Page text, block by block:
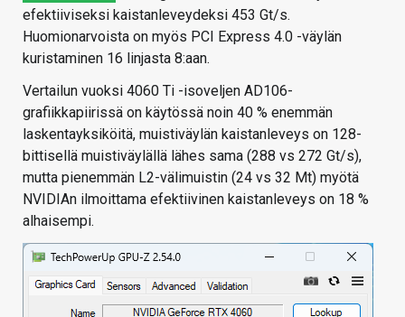
efektiiviseksi kaistanleveydeksi 453 Gt/s.
Huomionarvoista on myös PCI Express 4.0 -väylän
kuristaminen 16 linjasta 8:aan.
Vertailun vuoksi 4060 Ti -isoveljen AD106-
grafiikkapiirissä on käytössä noin 40 % enemmän
laskentayksiköitä, muistiväylän kaistanleveys on 128-
bittisellä muistiväylällä lähes sama (288 vs 272 Gt/s),
mutta pienemmän L2-välimuistin (24 vs 32 Mt) myötä
NVIDIAn ilmoittama efektiivinen kaistanleveys on 18 %
alhaisempi.